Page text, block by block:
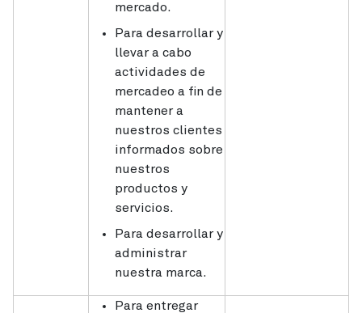
mercado.
Para desarrollar y
llevar a cabo
actividades de
mercadeo a fin de
mantener a
nuestros clientes
informados sobre
nuestros
productos y
servicios.
Para desarrollar y
administrar
nuestra marca.
Para entregar